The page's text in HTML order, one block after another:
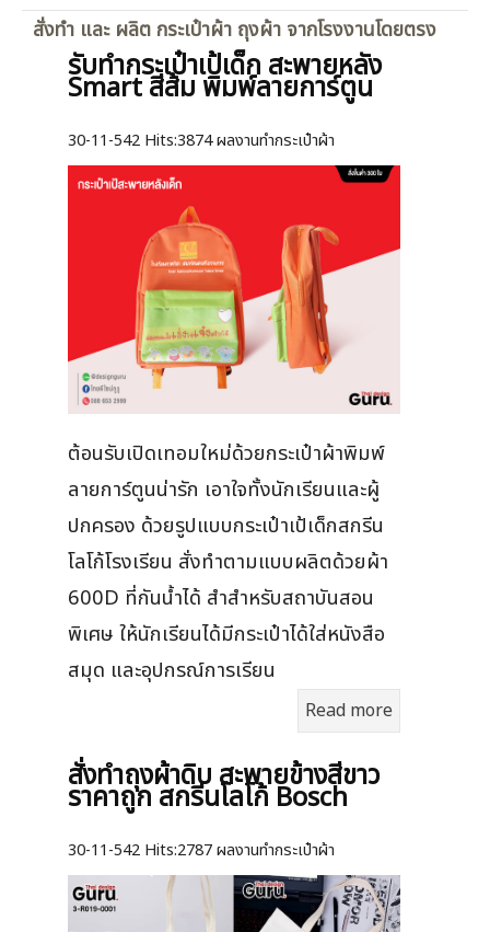
สั่งทำ และ ผลิต กระเป๋าผ้า ถุงผ้า จากโรงงานโดยตรง
รับทำกระเป๋าเป้เด็ก สะพายหลัง
Smart สีส้ม พิมพ์ลายการ์ตูน
30-11-542 Hits:3874 ผลงานทำกระเป๋าผ้า
ต้อนรับเปิดเทอมใหม่ด้วยกระเป๋าผ้าพิมพ์
ลายการ์ตูนน่ารัก เอาใจทั้งนักเรียนและผู้
ปกครอง ด้วยรูปแบบกระเป๋าเป้เด็กสกรีน
โลโก้โรงเรียน สั่งทำตามแบบผลิตด้วยผ้า
600D ที่กันน้ำได้ สำสำหรับสถาบันสอน
พิเศษ ให้นักเรียนได้มีกระเป๋าได้ใส่หนังสือ
สมุด และอุปกรณ์การเรียน
Read more
สั่งทำถุงผ้าดิบ สะพายข้างสีขาว
ราคาถูก สกรีนโลโก้ Bosch
30-11-542 Hits:2787 ผลงานทำกระเป๋าผ้า